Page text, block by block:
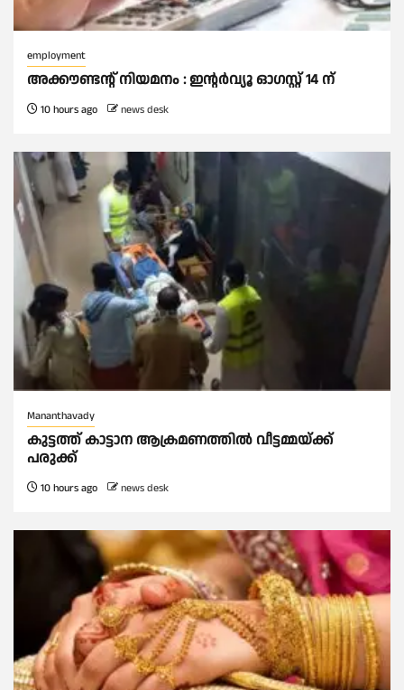
employment
അക്കൗണ്ടന്റ് നിയമനം : ഇൻ്റർവ്യൂ ഓഗസ്റ്റ് 14 ന്
10 hours ago news desk
Mananthavady
കുട്ടത്ത് കാട്ടാന ആക്രമണത്തിൽ വീട്ടമ്മയ്ക്ക്
പരുക്ക്
10 hours ago news desk